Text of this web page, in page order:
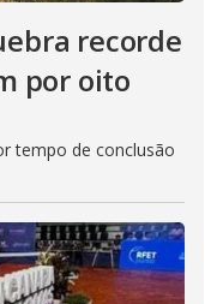
recorde
por oito
tempo de conclusão